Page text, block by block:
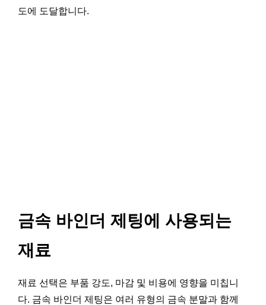
도에 도달합니다.
금속 바인더 제팅에 사용되는
재료
재료 선택은 부품 강도, 마감 및 비용에 영향을 미칩니
다. 금속 바인더 제팅은 여러 유형의 금속 분말과 함께